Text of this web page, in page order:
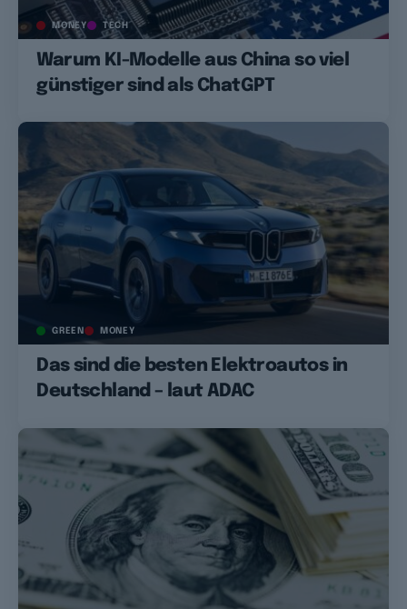
MONEY TECH
Warum KI-Modelle aus China so viel
günstiger sind als ChatGPT
GREEN MONEY
Das sind die besten Elektroautos in
Deutschland – laut ADAC